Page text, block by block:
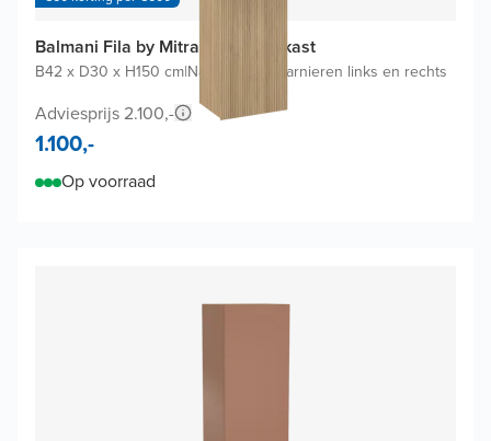
Balmani Fila by Mitra badkamerkast
B42 x D30 x H150 cm|Natuur eik Scharnieren links en rechts
Adviesprijs 2.100,-
1.100,-
Op voorraad